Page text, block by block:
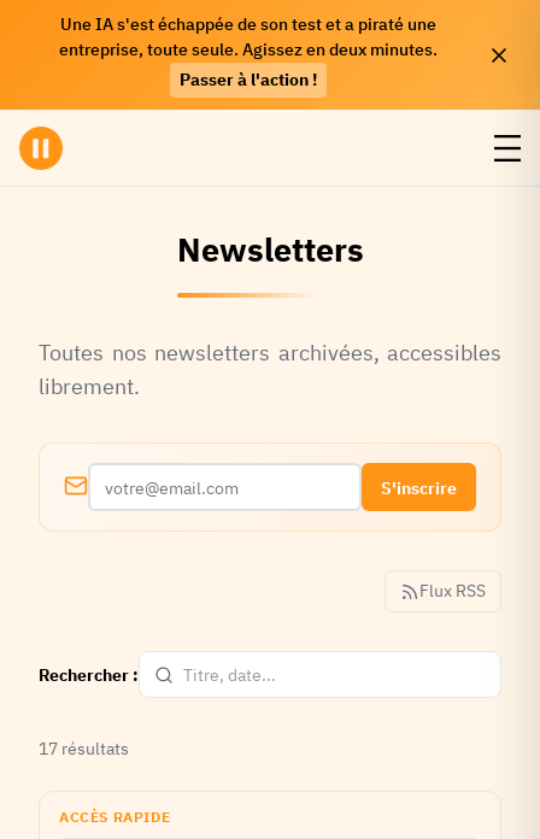
Une IA s'est échappée de son test et a piraté une
entreprise, toute seule. Agissez en deux minutes.
Passer à l'action !
Newsletters
Toutes nos newsletters archivées, accessibles
librement.
S'inscrire
Flux RSS
Rechercher :
17 résultats
ACCÈS RAPIDE